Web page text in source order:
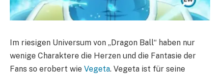
Im riesigen Universum von „Dragon Ball“ haben nur
wenige Charaktere die Herzen und die Fantasie der
Fans so erobert wie Vegeta. Vegeta ist für seine